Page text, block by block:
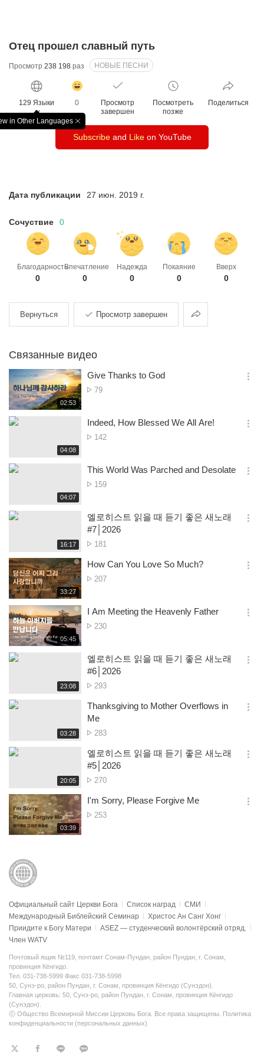
Отец прошел славный путь
Просмотр 238 198 раз НОВЫЕ ПЕСНИ
129 Языки
in Other Languages
창
닫
기
감
릭
수
0
Просмотр
завершен
Посмотреть
позже
Поделиться
Subscribeand Likeon YouTube
Дата публикации 27 июн. 2019 г.
Сочуствие 0
Благодарность
0
Впечатление
0
Надежда
0
Покаяние
0
Вверх
0
Вернуться Просмотр завершен Поделиться
Связанные видео
재
생
02:53
Give Thanks to God
Просмотр
79
옵
기
재
04:08
Indeed, How Blessed We All Are!
Просмотр
142
옵
기
재
04:07
This World Was Parched and Desolate
Просмотр
159
옵
기
재
시
간
16:17
엘로히스트 읽을 때 듣기 좋은 새노래
#7│2026
Просмотр
181
옵
기
재
생
시
간
33:27
How Can You Love So Much?
Просмотр
207
옵
기
재
생
05:45
I Am Meeting the Heavenly Father
Просмотр
230
옵
기
재
23:08
엘로히스트 읽을 때 듣기 좋은 새노래
#6│2026
Просмотр
293
옵
기
재
03:28
Thanksgiving to Mother Overflows in
Me
Просмотр
283
옵
기
재
시
간
20:05
엘로히스트 읽을 때 듣기 좋은 새노래
#5│2026
Просмотр
270
옵
기
재
생
03:39
I'm Sorry, Please Forgive Me
Просмотр
253
옵
Официальный сайт Церкви Бога Список наград
СМИ
Международный Библейский Семинар
Христос Ан Санг Хонг
Приидите к Богу Матери
ASEZ — студенческий волонтёрский отряд.
Член WATV
Почтовый ящик №119, почтамт Сонам-Пундан, район Пундан, г. Сонам,
провинция Кёнгидо.
Тел. 031-738-5999 Факс 031-738-5998
50, Сунэ-ро, район Пундан, г. Сонам, провинция Кёнгидо (Сунэдон).
Главная церковь: 50, Сунэ-ро, район Пундан, г. Сонам, провинция Кёнгидо
(Сунэдон).
ⓒ Общество Всемирной Миссии Церковь Бога. Все права защищены. Политика
конфиденциальности (персональных данных)
트
페
라
KaKao